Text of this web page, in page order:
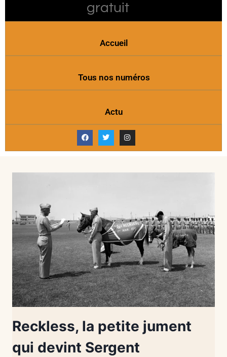
gratuit
Accueil
Tous nos numéros
Actu
Reckless, la petite jument
qui devint Sergent